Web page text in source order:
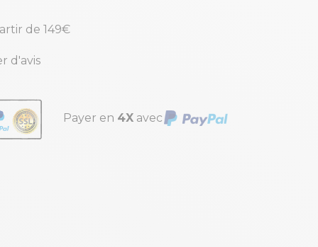
de 149€
d'avis
Payer en 4Xavec